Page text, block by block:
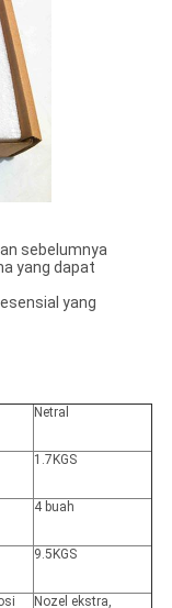
sebelumnya
yang dapat
yang
Netral
1.7KGS
4 buah
9.5KGS
Nozel ekstra,